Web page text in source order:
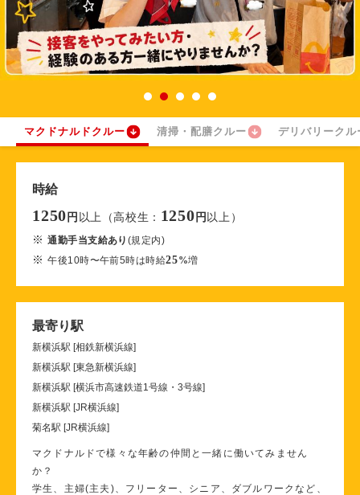
マクドナルドクルー 清掃・配膳クルー デリバリークル
時給
1250 円 以上（高校生： 1250 円 以上）
※通勤手当支給あり (規定内)
※午後10時〜午前5時は時給25%増
最寄り駅
新横浜駅 [相鉄新横浜線]
新横浜駅 [東急新横浜線]
新横浜駅 [横浜市高速鉄道1号線・3号線]
新横浜駅 [JR横浜線]
菊名駅 [JR横浜線]
マクドナルドで様々な年齢の仲間と一緒に働いてみません
か？
学生、主婦(主夫)、フリーター、シニア、ダブルワークなど、